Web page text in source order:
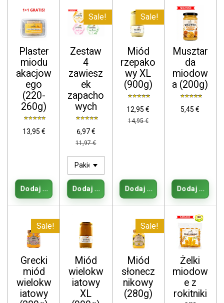
Plaster
miodu
akacjow
ego
(220-
260g)
13,95 €
Dodaj do koszyka
Sale!
Zestaw
4
zawiesz
ek
zapacho
wych
6,97 €
11,97 €
Dodaj do koszyka
Sale!
Miód
rzepako
wy XL
(900g)
12,95 €
14,95 €
Dodaj do koszyka
Musztar
da
miodow
a (200g)
5,45 €
Dodaj do
Sale!
Grecki
miód
wielokw
iatowy
Miód
wielokw
iatowy
XL
Sale!
Miód
słonecz
nikowy
(280g)
Żelki
miodow
e z
rokitniki